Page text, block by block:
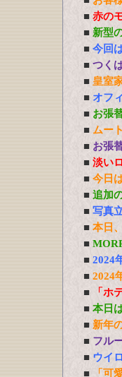
■ 赤の
■ 新型
■ 今回
■ つく
■ 皇室
■ オフ
■ お張
■ ムー
■ お張
■ 淡い
■ 今日
■ 追加
■ 写真
■ 本日
■
■ 2024
■ 2024
■ 「ホ
■ 本日
■ 新年
■ フル
■ ウイ
■
「可